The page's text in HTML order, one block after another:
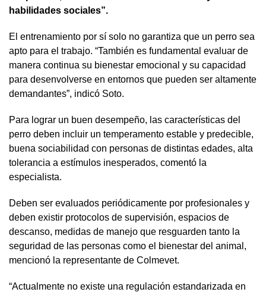
habilidades sociales”.
El entrenamiento por sí solo no garantiza que un perro sea
apto para el trabajo. “También es fundamental evaluar de
manera continua su bienestar emocional y su capacidad
para desenvolverse en entornos que pueden ser altamente
demandantes”, indicó Soto.
Para lograr un buen desempeño, las características del
perro deben incluir un temperamento estable y predecible,
buena sociabilidad con personas de distintas edades, alta
tolerancia a estímulos inesperados, comentó la
especialista.
Deben ser evaluados periódicamente por profesionales y
deben existir protocolos de supervisión, espacios de
descanso, medidas de manejo que resguarden tanto la
seguridad de las personas como el bienestar del animal,
mencionó la representante de Colmevet.
“Actualmente no existe una regulación estandarizada en